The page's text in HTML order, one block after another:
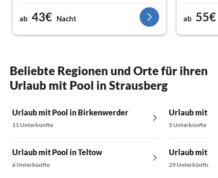
ab 43€ Nacht ab 55€
Beliebte Regionen und Orte für ihren
Urlaub mit Pool in Strausberg
Urlaub mit Pool in Birkenwerder
11 Unterkünfte
Urlaub mit Pool in Teltow
6 Unterkünfte
Urlaub mit
5 Unterkünfte
Urlaub mit
29 Unterkünfte